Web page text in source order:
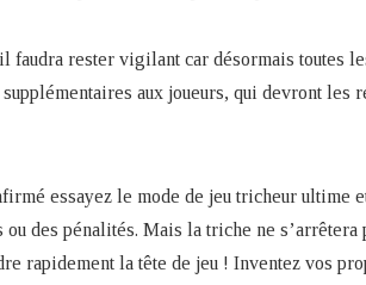
rester vigilant car désormais toutes
aux joueurs, qui devront
essayez le mode de jeu tricheur
ou des pénalités. Mais la triche ne
rapidement la tête de jeu ! Inventez vos